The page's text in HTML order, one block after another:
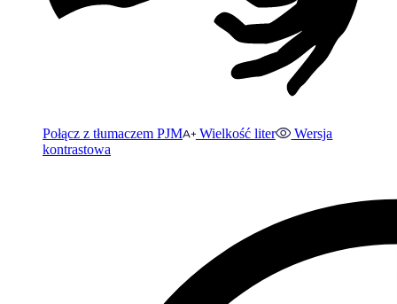
Połącz z tłumaczem PJM Wielkość liter
Wersja
kontrastowa